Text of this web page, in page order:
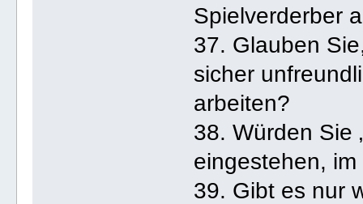
Spielverderber
37. Glauben
sicher
arbeiten?
38. Würden Sie
eingestehen,
39. Gibt es nur